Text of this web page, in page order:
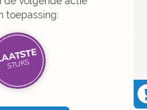
toepassing:
STUKS